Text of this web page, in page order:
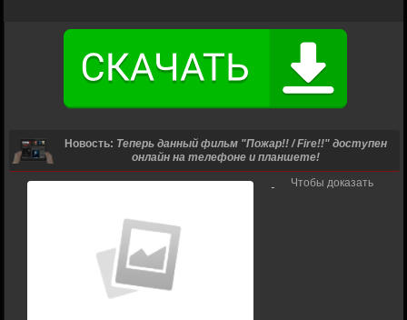
Новость: Теперь данный фильм "Пожар!! / Fire!!" доступен
онлайн на телефоне и планшете!
Чтобы доказать